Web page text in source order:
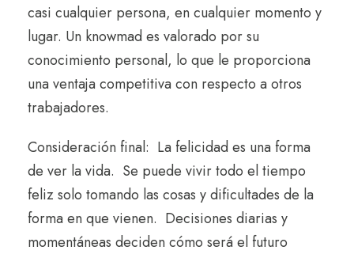
casi cualquier persona, en cualquier momento y
lugar. Un knowmad es valorado por su
conocimiento personal, lo que le proporciona
una ventaja competitiva con respecto a otros
trabajadores.
Consideración final: La felicidad es una forma
de ver la vida. Se puede vivir todo el tiempo
feliz solo tomando las cosas y dificultades de la
forma en que vienen. Decisiones diarias y
momentáneas deciden cómo será el futuro